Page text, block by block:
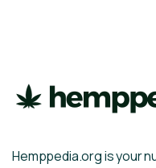
Hemppedia.org is your